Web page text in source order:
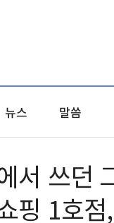
뉴스 말씀
서 쓰던
핑 1호